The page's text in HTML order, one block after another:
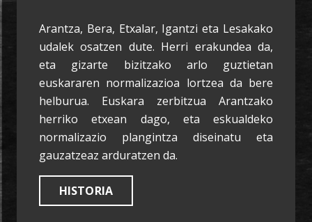
Arantza, Bera, Etxalar, Igantzi eta Lesakako
udalek osatzen dute. Herri erakundea da,
eta gizarte bizitzako arlo guztietan
euskararen normalizazioa lortzea da bere
helburua. Euskara zerbitzua Arantzako
herriko etxean dago, eta eskualdeko
normalizazio plangintza diseinatu eta
gauzatzeaz arduratzen da.
HISTORIA